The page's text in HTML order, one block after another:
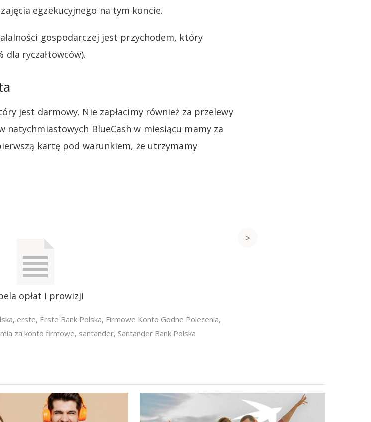
egzekucyjnego na tym koncie.
gospodarczej jest przychodem, który
ryczałtowców).
jest darmowy. Nie zapłacimy również za przelewy
natychmiastowych BlueCash w miesiącu mamy za
kartę pod warunkiem, że utrzymamy
opłat i prowizji
, erste, Erste Bank Polska, Firmowe Konto Godne Polecenia,
za konto firmowe, santander, Santander Bank Polska